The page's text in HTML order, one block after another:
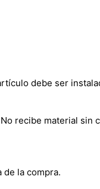
debe ser
recibe material sin
la compra.